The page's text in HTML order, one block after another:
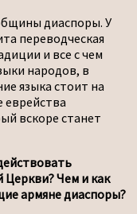
диаспоры. У
переводческая
и все с чем
народов, в
языка стоит на
еврейства
вскоре станет
Церкви? Чем и как
армяне диаспоры?